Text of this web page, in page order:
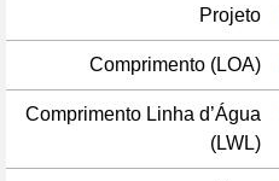
Projeto
Comprimento (LOA)
Comprimento Linha d’Água
(LWL)